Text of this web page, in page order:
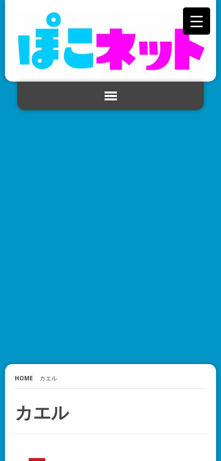
HOME カエル
カエル